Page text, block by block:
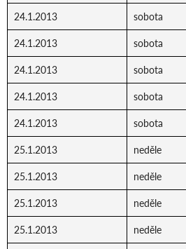
24.1.2013 sobota
24.1.2013 sobota
24.1.2013 sobota
24.1.2013 sobota
24.1.2013 sobota
25.1.2013 neděle
25.1.2013 neděle
25.1.2013 neděle
25.1.2013 neděle